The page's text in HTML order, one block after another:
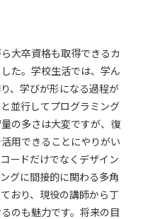
大卒資格も取得できるカ
た。学校生活では、学ん
、学びが形になる過程が
並行してプログラミング
の多さは大変ですが、復
用できることにやりがい
ードだけでなくデザイン
グに間接的に関わる多角
おり、現役の講師から丁
のも魅力です。将来の目